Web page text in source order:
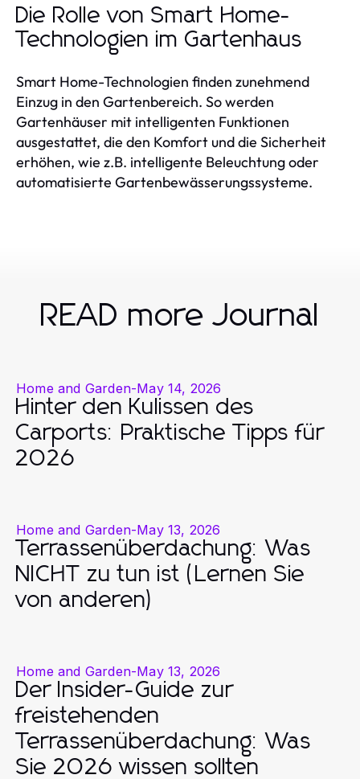
Die Rolle von Smart Home-
Technologien im Gartenhaus
Smart Home-Technologien finden zunehmend
Einzug in den Gartenbereich. So werden
Gartenhäuser mit intelligenten Funktionen
ausgestattet, die den Komfort und die Sicherheit
erhöhen, wie z.B. intelligente Beleuchtung oder
automatisierte Gartenbewässerungssysteme.
READ more Journal
Home and Garden-May 14, 2026
Hinter den Kulissen des
Carports: Praktische Tipps für
2026
Home and Garden-May 13, 2026
Terrassenüberdachung: Was
NICHT zu tun ist (Lernen Sie
von anderen)
Home and Garden-May 13, 2026
Der Insider-Guide zur
freistehenden
Terrassenüberdachung: Was
Sie 2026 wissen sollten